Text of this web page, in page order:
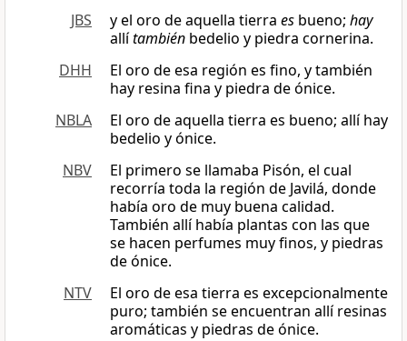
JBS
y el oro de aquella tierra es bueno; hay
allítambién bedelio y piedra cornerina.
DHH
El oro de esa región es fino, y también
hay resina fina y piedra de ónice.
NBLA
El oro de aquella tierra es bueno; allí hay
bedelio y ónice.
NBV
El primero se llamaba Pisón, el cual
recorría toda la región de Javilá, donde
había oro de muy buena calidad.
También allí había plantas con las que
se hacen perfumes muy finos, y piedras
de ónice.
NTV
El oro de esa tierra es excepcionalmente
puro; también se encuentran allí resinas
aromáticas y piedras de ónice.